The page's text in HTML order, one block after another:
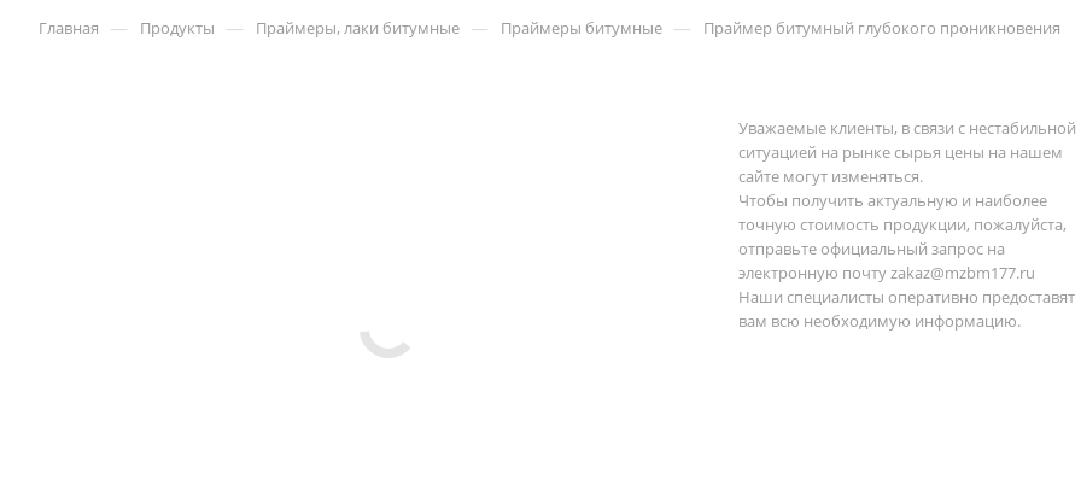
Главная — Продукты — Праймеры, лаки битумные — Праймеры битумные — Праймер битумный глубокого проникновения
Уважаемые клиенты, в связи с нестабильной
ситуацией на рынке сырья цены на нашем
сайте могут изменяться.
Чтобы получить актуальную и наиболее
точную стоимость продукции, пожалуйста,
отправьте официальный запрос на
электронную почтуzakaz@mzbm177.ru
Наши специалисты оперативно предоставят
вам всю необходимую информацию.